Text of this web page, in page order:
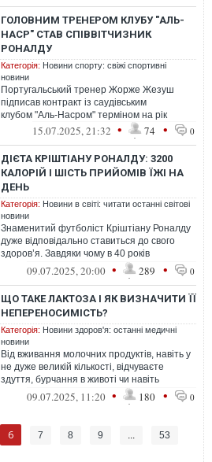
ГОЛОВНИМ ТРЕНЕРОМ КЛУБУ "АЛЬ-
НАСР" СТАВ СПІВВІТЧИЗНИК
РОНАЛДУ
Категорія: Новини спорту: свіжі спортивні
новини
Португальський тренер Жорже Жезуш
підписав контракт із саудівським
клубом "Аль-Насром" терміном на рік
15.07.2025, 21:32 • 74 • 0
ДІЄТА КРІШТІАНУ РОНАЛДУ: 3200
КАЛОРІЙ І ШІСТЬ ПРИЙОМІВ ЇЖІ НА
ДЕНЬ
Категорія: Новини в світі: читати останні світові
новини
Знаменитий футболіст Кріштіану Роналду
дуже відповідально ставиться до свого
здоров’я. Завдяки чому в 40 років
залишається лідером збірної Португалії,...
09.07.2025, 20:00 • 289 • 0
ЩО ТАКЕ ЛАКТОЗА І ЯК ВИЗНАЧИТИ ЇЇ
НЕПЕРЕНОСИМІСТЬ?
Категорія: Новини здоров'я: останні медичні
новини
Від вживання молочних продуктів, навіть у
не дуже великій кількості, відчуваєте
здуття, бурчання в животі чи навіть
нудоту?09.07.2025, 11:20 • 180 • 0
6 7 8 9 ... 53